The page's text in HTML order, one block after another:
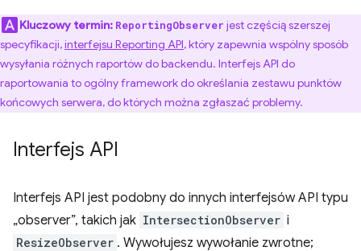
Kluczowy termin: ReportingObserver jest częścią szerszej
specyfikacji,interfejsu Reporting API, który zapewnia wspólny sposób
wysyłania różnych raportów do backendu. Interfejs API do
raportowania to ogólny framework do określania zestawu punktów
końcowych serwera, do których można zgłaszać problemy.
Interfejs API
Interfejs API jest podobny do innych interfejsów API typu
„observer”, takich jak IntersectionObserver i
ResizeObserver . Wywołujesz wywołanie zwrotne;